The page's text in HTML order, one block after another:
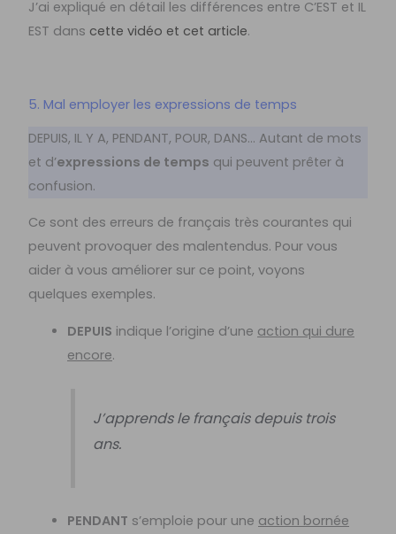
J’ai expliqué en détail les différences entre C’EST et IL
EST dans cette vidéo et cet article.
5. Mal employer les expressions de temps
DEPUIS, IL Y A, PENDANT, POUR, DANS… Autant de mots
et d’expressions de temps qui peuvent prêter à
confusion.
Ce sont des erreurs de français très courantes qui
peuvent provoquer des malentendus. Pour vous
aider à vous améliorer sur ce point, voyons
quelques exemples.
DEPUIS indique l’origine d’une action qui dure
encore.
J’apprends le français depuis trois
ans.
PENDANT s’emploie pour une action bornée